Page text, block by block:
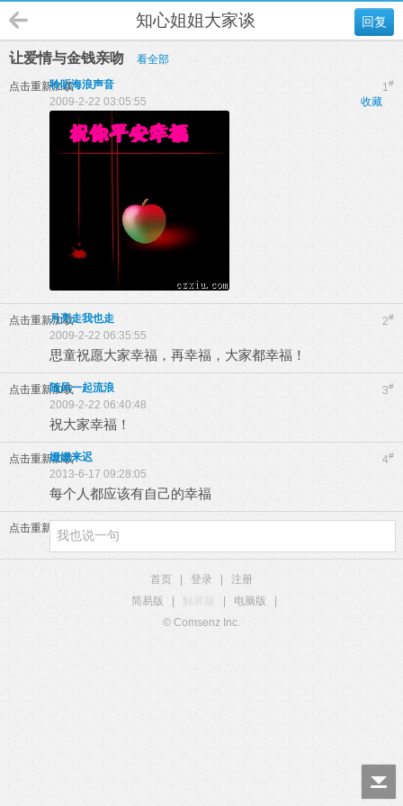
回复
知心姐姐大家谈
让爱情与金钱亲吻 看全部
点击重新加载 1#
聆听海浪声音
收藏
2009-2-22 03:05:55
点击重新加载 2#
月亮走我也走
2009-2-22 06:35:55
思童祝愿大家幸福，再幸福，大家都幸福！
点击重新加载 3#
随风一起流浪
2009-2-22 06:40:48
祝大家幸福！
点击重新加载 4#
姗姗来迟
2013-6-17 09:28:05
每个人都应该有自己的幸福
点击重新加载
首页 登录
注册
简易版
触屏版 电脑版
© Comsenz Inc.